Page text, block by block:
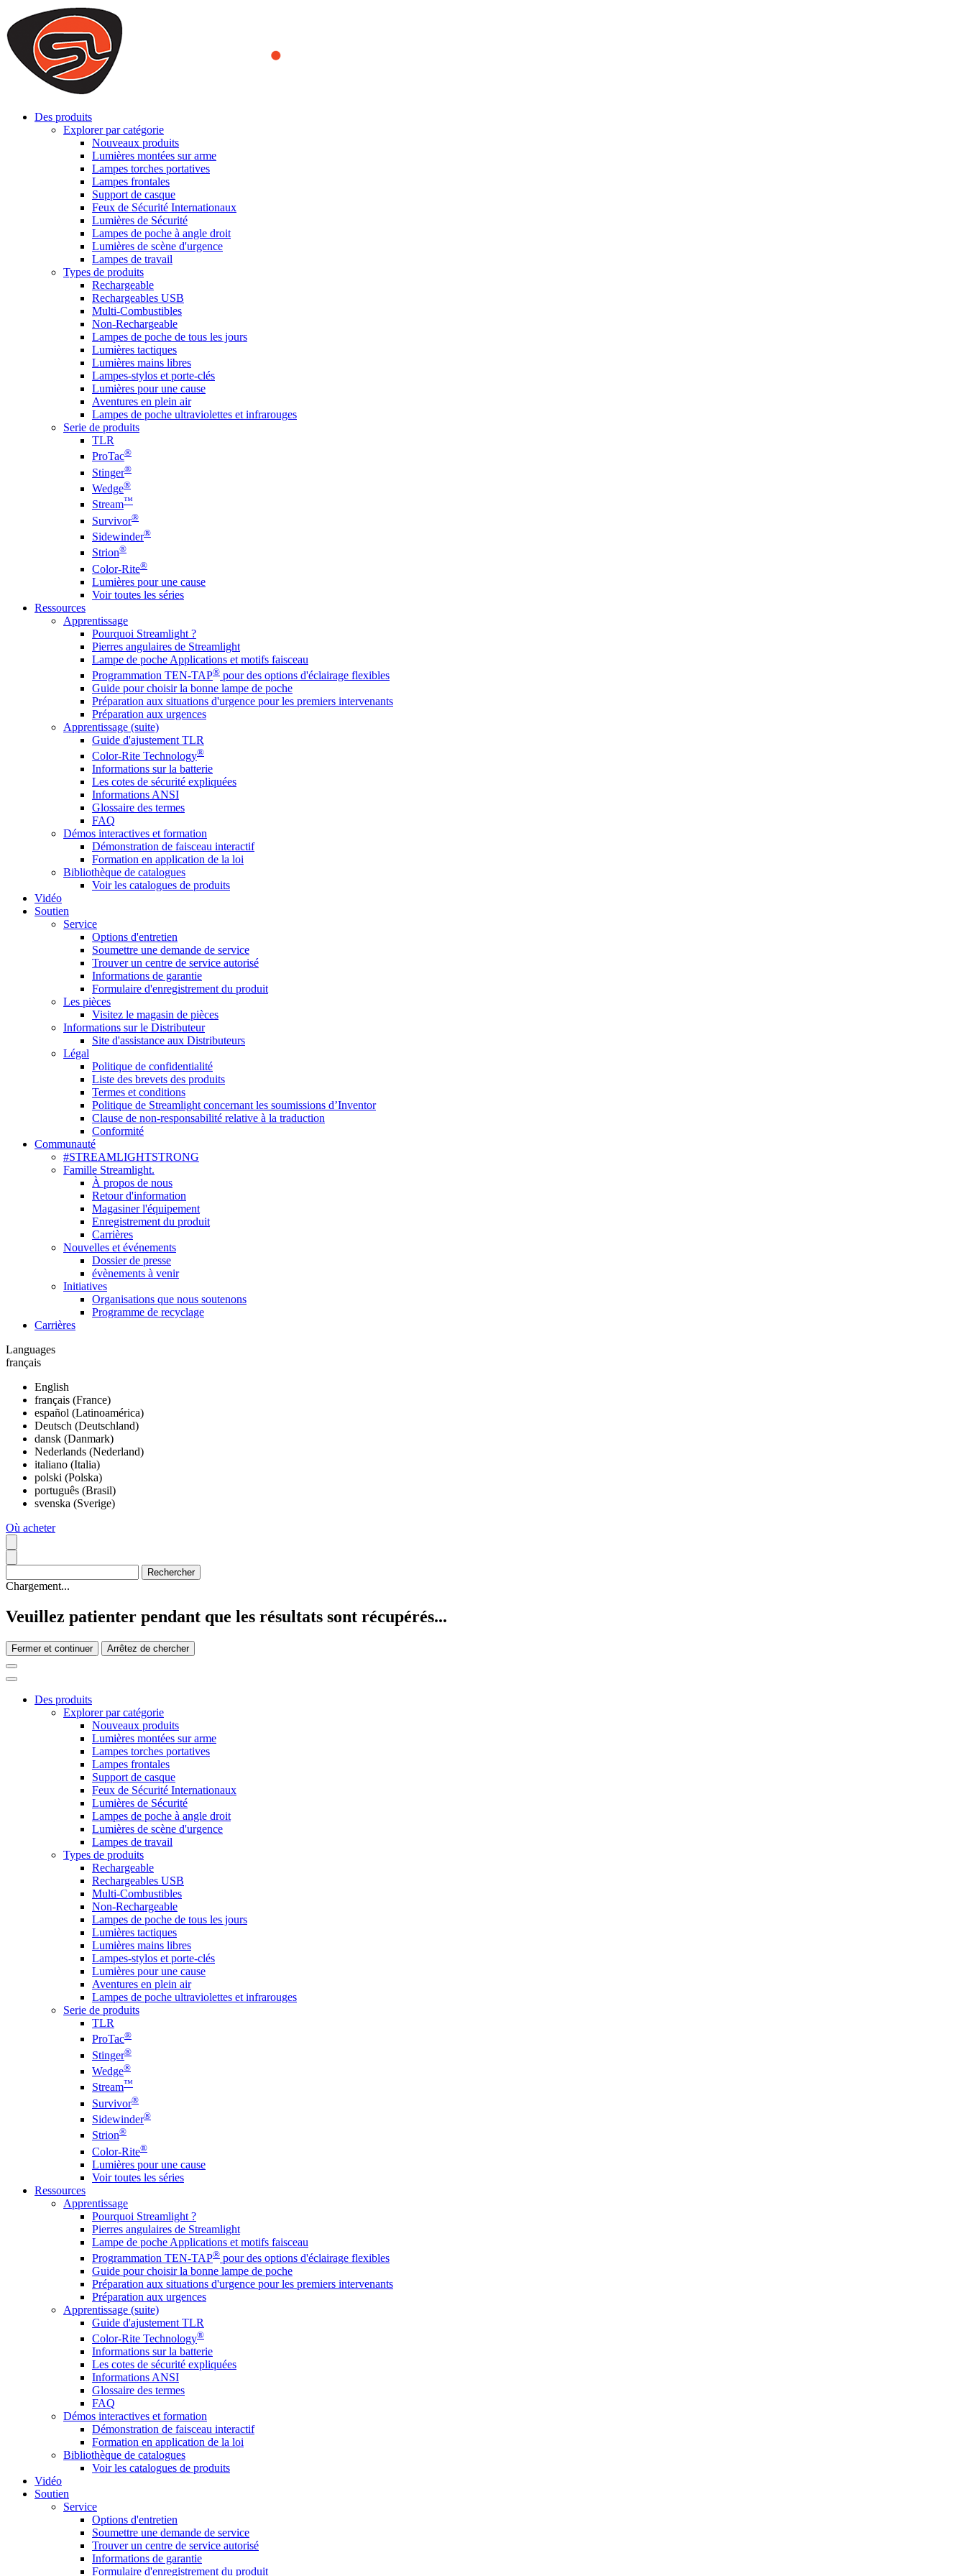
We use cookies to ensure that we provide you the best experience on our website. By continuing to browse this website, you accept that cookies are used to help us analyze how the website is used and to offer
you a better experience. To learn more or to find out how you can disable cookies, you can access our
ACCEPT AND CLOSE
Des produits
Explorer par catégorie
Nouveaux produits
Lumières montées sur arme
Lampes torches portatives
Lampes frontales
Support de casque
Feux de Sécurité Internationaux
Lumières de Sécurité
Lampes de poche à angle droit
Lumières de scène d'urgence
Lampes de travail
Types de produits
Rechargeable
Rechargeables USB
Multi-Combustibles
Non-Rechargeable
Lampes de poche de tous les jours
Lumières tactiques
Lumières mains libres
Lampes-stylos et porte-clés
Lumières pour une cause
Aventures en plein air
Lampes de poche ultraviolettes et infrarouges
Serie de produits
TLR
ProTac®
Stinger®
Wedge®
Stream™
Survivor®
Sidewinder®
Strion®
Color-Rite®
Lumières pour une cause
Voir toutes les séries
Ressources
Apprentissage
Pourquoi Streamlight ?
Pierres angulaires de Streamlight
Lampe de poche Applications et motifs faisceau
Programmation TEN-TAP® pour des options d'éclairage flexibles
Guide pour choisir la bonne lampe de poche
Préparation aux situations d'urgence pour les premiers intervenants
Préparation aux urgences
Apprentissage (suite)
Guide d'ajustement TLR
Color-Rite Technology®
Informations sur la batterie
Les cotes de sécurité expliquées
Informations ANSI
Glossaire des termes
FAQ
Démos interactives et formation
Démonstration de faisceau interactif
Formation en application de la loi
Bibliothèque de catalogues
Voir les catalogues de produits
Vidéo
Soutien
Service
Options d'entretien
Soumettre une demande de service
Trouver un centre de service autorisé
Informations de garantie
Formulaire d'enregistrement du produit
Les pièces
Visitez le magasin de pièces
Informations sur le Distributeur
Site d'assistance aux Distributeurs
Légal
Politique de confidentialité
Liste des brevets des produits
Termes et conditions
Politique de Streamlight concernant les soumissions d’Inventor
Clause de non-responsabilité relative à la traduction
Conformité
Communauté
#STREAMLIGHTSTRONG
Famille Streamlight.
À propos de nous
Retour d'information
Magasiner l'équipement
Enregistrement du produit
Carrières
Nouvelles et événements
Dossier de presse
évènements à venir
Initiatives
Organisations que nous soutenons
Programme de recyclage
Carrières
Languages
français
English
français (France)
español (Latinoamérica)
Deutsch (Deutschland)
dansk (Danmark)
Nederlands (Nederland)
italiano (Italia)
polski (Polska)
português (Brasil)
svenska (Sverige)
Où acheter
Chargement...
Veuillez patienter pendant que les résultats sont récupérés...
Fermer et continuer Arrêtez de chercher
Des produits
Explorer par catégorie
Nouveaux produits
Lumières montées sur arme
Lampes torches portatives
Lampes frontales
Support de casque
Feux de Sécurité Internationaux
Lumières de Sécurité
Lampes de poche à angle droit
Lumières de scène d'urgence
Lampes de travail
Types de produits
Rechargeable
Rechargeables USB
Multi-Combustibles
Non-Rechargeable
Lampes de poche de tous les jours
Lumières tactiques
Lumières mains libres
Lampes-stylos et porte-clés
Lumières pour une cause
Aventures en plein air
Lampes de poche ultraviolettes et infrarouges
Serie de produits
TLR
ProTac®
Stinger®
Wedge®
Stream™
Survivor®
Sidewinder®
Strion®
Color-Rite®
Lumières pour une cause
Voir toutes les séries
Ressources
Apprentissage
Pourquoi Streamlight ?
Pierres angulaires de Streamlight
Lampe de poche Applications et motifs faisceau
Programmation TEN-TAP® pour des options d'éclairage flexibles
Guide pour choisir la bonne lampe de poche
Préparation aux situations d'urgence pour les premiers intervenants
Préparation aux urgences
Apprentissage (suite)
Guide d'ajustement TLR
Color-Rite Technology®
Informations sur la batterie
Les cotes de sécurité expliquées
Informations ANSI
Glossaire des termes
FAQ
Démos interactives et formation
Démonstration de faisceau interactif
Formation en application de la loi
Bibliothèque de catalogues
Voir les catalogues de produits
Vidéo
Soutien
Service
Options d'entretien
Soumettre une demande de service
Trouver un centre de service autorisé
Informations de garantie
Formulaire d'enregistrement du produit